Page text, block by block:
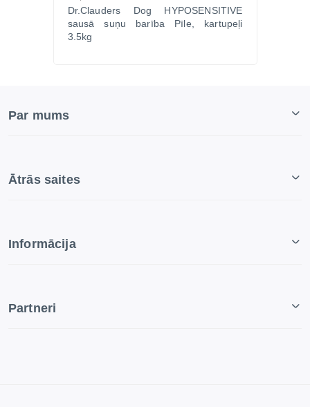
Dr.Clauders Dog HYPOSENSITIVE
sausā suņu barība Pīle, kartupeļi
3.5kg
Par mums
Ātrās saites
Informācija
Partneri